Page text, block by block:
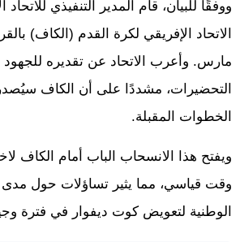
ووفقًا للبيان، قام المدير التنفيذي للاتحاد
مارس. وأعرب الاتحاد عن تقديره للجهود
التحضيرات، مشددًا على أن الكاف
الخطوات المقبلة.
ويفتح هذا الانسحاب الباب أمام الكاف
وقت قياسي، مما يثير تساؤلات حول مدى
الوطنية لتعويض كوت ديفوار في فترة